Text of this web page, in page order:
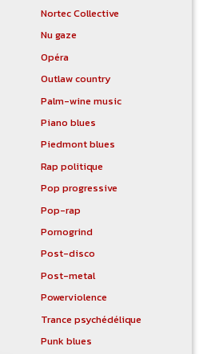
Nortec Collective
Nu gaze
Opéra
Outlaw country
Palm-wine music
Piano blues
Piedmont blues
Rap politique
Pop progressive
Pop-rap
Pornogrind
Post-disco
Post-metal
Powerviolence
Trance psychédélique
Punk blues